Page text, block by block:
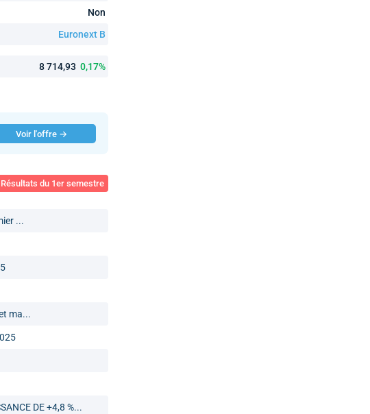
Non
Euronext B
8 714,93 0,17%
Voir l'offre →
du 1er semestre
...
ma...
DE +4,8 %...